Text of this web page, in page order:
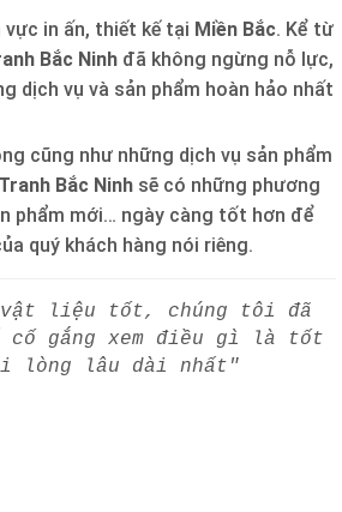
in ấn, thiết kế tại Miền Bắc. Kể từ
Bắc Ninh đã không ngừng nỗ lực,
dịch vụ và sản phẩm hoàn hảo nhất
cũng như những dịch vụ sản phẩm
Bắc Ninh sẽ có những phương
phẩm mới… ngày càng tốt hơn để
quý khách hàng nói riêng.
vật liệu tốt, chúng tôi đã
cố gắng xem điều gì là tốt
lòng lâu dài nhất"